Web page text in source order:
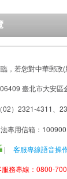
，若您對中華郵政(
臺北市大安區
（02）2321-4311、
專用信箱：
| 客服專線語音操
務專線：0800-